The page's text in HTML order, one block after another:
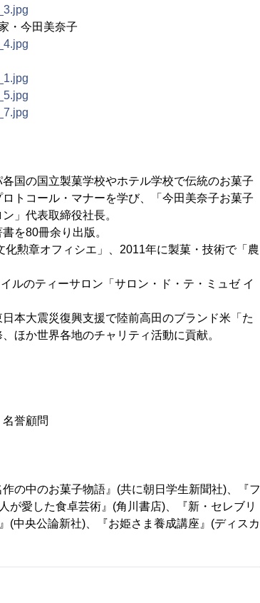
・今田美奈子
国の国立製菓学校やホテル学校で伝統のお菓子
トコール・マナーを学び、「今田美奈子お菓子
」代表取締役社長。
を80冊余り出版。
勲章オフィシエ」、2011年に製菓・技術で「農
ルのティーサロン「サロン・ド・テ・ミュゼ イ
本大震災復興支援で陸前高田のブランド米「た
ほか世界各地のチャリティ活動に貢献。
誉顧問
の中のお菓子物語』(共に朝日学生新聞社)、『フ
が愛した食卓芸術』(角川書店)、『新・セレブリ
(中央公論新社)、『お姫さま養成講座』(ディスカ